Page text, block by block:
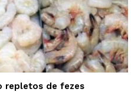
repletos de fezes